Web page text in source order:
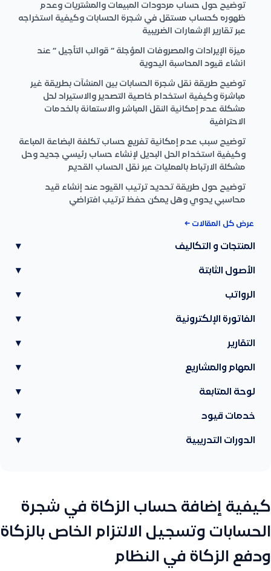
توضيح حول حساب مردودات المبيعات والمشتريات وعدم
ظهوره كحساب مستقل في شجرة الحسابات وكيفية استخراجه
عبر تقارير الإشعارات الضريبية
ميزة الإيرادات والمصروفات المؤجلة ” قوالب التأجيل ” عند
انشاء قيود المحاسبة اليدوية
توضيح طريقة نقل شجرة الحسابات بين المنشآت بطريقة غير
مباشرة وكيفية استخدام خاصية التصدير والاستيراد لحل
مشكلة عدم إمكانية النقل المباشر والاستعانة بالخدمات
الاحترافية
توضيح سبب عدم إمكانية تفريع حساب تكلفة البضاعة المباعة
وكيفية استخدام الحل البديل لإنشاء حساب رئيسي جديد وحل
مشكلة الارتباط بالعمليات عبر نقل الحساب القديم
توضيح حول طريقة تحديد ترتيب القيود عند إنشاء قيد
محاسبي يدوي وهل يمكن حفظ ترتيب افتراضي
عرض كل المقالات ←
المنتجات و التكاليف ▾
الأصول الثابتة ▾
الرواتب ▾
الفاتورة الإلكترونية ▾
التقارير ▾
المهام والمشاريع ▾
لوحة المتابعة ▾
خدمات قيود ▾
الدورات التدريبية ▾
كيفية إضافة حساب الزكاة في شجرة
الحسابات وتسجيل الالتزام الخاص بالزكاة
ودفع الزكاة في النظام